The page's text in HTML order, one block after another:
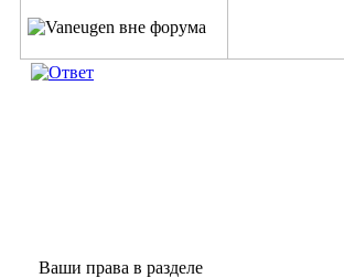
Ваши права в разделе